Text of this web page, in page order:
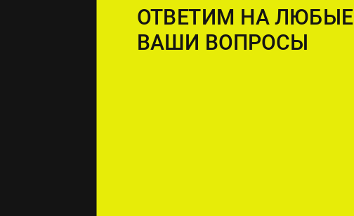
ОТВЕТИМ НА ЛЮБЫЕ
ВАШИ ВОПРОСЫ